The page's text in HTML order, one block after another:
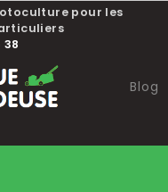
pour les
38
Blog